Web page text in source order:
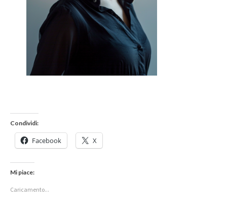
Condividi:
Facebook X
Mi piace:
Caricamento...